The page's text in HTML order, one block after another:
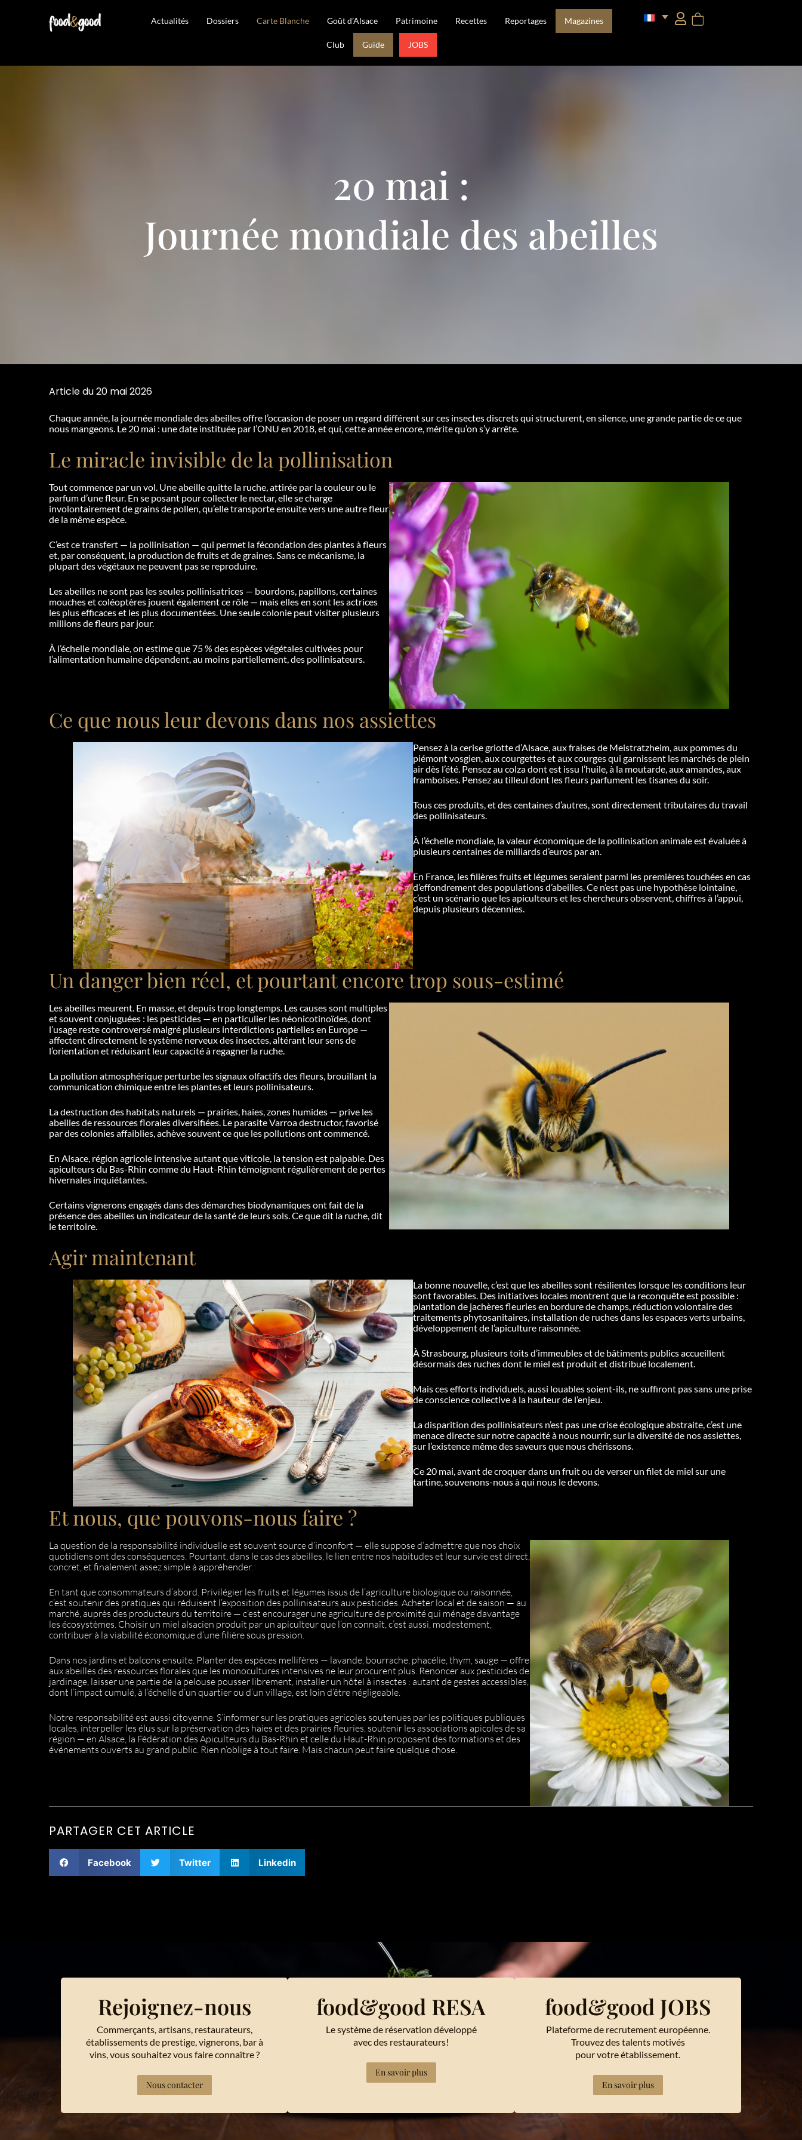
Actualités Dossiers Carte Blanche Goût d’Alsace Patrimoine Recettes Reportages Magazines
Club Guide JOBS
20 mai :
Journée mondiale des abeilles
Article du 20 mai 2026
Chaque année, la journée mondiale des abeilles offre l’occasion de poser un regard différent sur ces insectes discrets qui structurent, en silence, une grande partie de ce que
nous mangeons. Le 20 mai : une date instituée par l’ONU en 2018, et qui, cette année encore, mérite qu’on s’y arrête.
Le miracle invisible de la pollinisation
Tout commence par un vol. Une abeille quitte la ruche, attirée par la couleur ou le
parfum d’une fleur. En se posant pour collecter le nectar, elle se charge
involontairement de grains de pollen, qu’elle transporte ensuite vers une autre fleur
de la même espèce.
C’est ce transfert — la pollinisation — qui permet la fécondation des plantes à fleurs
et, par conséquent, la production de fruits et de graines. Sans ce mécanisme, la
plupart des végétaux ne peuvent pas se reproduire.
Les abeilles ne sont pas les seules pollinisatrices — bourdons, papillons, certaines
mouches et coléoptères jouent également ce rôle — mais elles en sont les actrices
les plus efficaces et les plus documentées. Une seule colonie peut visiter plusieurs
millions de fleurs par jour.
À l’échelle mondiale, on estime que 75 % des espèces végétales cultivées pour
l’alimentation humaine dépendent, au moins partiellement, des pollinisateurs.
Ce que nous leur devons dans nos assiettes
Pensez à la cerise griotte d’Alsace, aux fraises de Meistratzheim, aux pommes du
piémont vosgien, aux courgettes et aux courges qui garnissent les marchés de plein
air dès l’été. Pensez au colza dont est issu l’huile, à la moutarde, aux amandes, aux
framboises. Pensez au tilleul dont les fleurs parfument les tisanes du soir.
Tous ces produits, et des centaines d’autres, sont directement tributaires du travail
des pollinisateurs.
À l’échelle mondiale, la valeur économique de la pollinisation animale est évaluée à
plusieurs centaines de milliards d’euros par an.
En France, les filières fruits et légumes seraient parmi les premières touchées en cas
d’effondrement des populations d’abeilles. Ce n’est pas une hypothèse lointaine,
c’est un scénario que les apiculteurs et les chercheurs observent, chiffres à l’appui,
depuis plusieurs décennies.
Un danger bien réel, et pourtant encore trop sous-estimé
Les abeilles meurent. En masse, et depuis trop longtemps. Les causes sont multiples
et souvent conjuguées : les pesticides — en particulier les néonicotinoïdes, dont
l’usage reste controversé malgré plusieurs interdictions partielles en Europe —
affectent directement le système nerveux des insectes, altérant leur sens de
l’orientation et réduisant leur capacité à regagner la ruche.
La pollution atmosphérique perturbe les signaux olfactifs des fleurs, brouillant la
communication chimique entre les plantes et leurs pollinisateurs.
La destruction des habitats naturels — prairies, haies, zones humides — prive les
abeilles de ressources florales diversifiées. Le parasiteVarroa destructor, favorisé
par des colonies affaiblies, achève souvent ce que les pollutions ont commencé.
En Alsace, région agricole intensive autant que viticole, la tension est palpable. Des
apiculteurs du Bas-Rhin comme du Haut-Rhin témoignent régulièrement de pertes
hivernales inquiétantes.
Certains vignerons engagés dans des démarches biodynamiques ont fait de la
présence des abeilles un indicateur de la santé de leurs sols. Ce que dit la ruche, dit
le territoire.
Agir maintenant
La bonne nouvelle, c’est que les abeilles sont résilientes lorsque les conditions leur
sont favorables. Des initiatives locales montrent que la reconquête est possible :
plantation de jachères fleuries en bordure de champs, réduction volontaire des
traitements phytosanitaires, installation de ruches dans les espaces verts urbains,
développement de l’apiculture raisonnée.
À Strasbourg, plusieurs toits d’immeubles et de bâtiments publics accueillent
désormais des ruches dont le miel est produit et distribué localement.
Mais ces efforts individuels, aussi louables soient-ils, ne suffiront pas sans une prise
de conscience collective à la hauteur de l’enjeu.
La disparition des pollinisateurs n’est pas une crise écologique abstraite, c’est une
menace directe sur notre capacité à nous nourrir, sur la diversité de nos assiettes,
sur l’existence même des saveurs que nous chérissons.
Ce 20 mai, avant de croquer dans un fruit ou de verser un filet de miel sur une
tartine, souvenons-nous à qui nous le devons.
Et nous, que pouvons-nous faire ?
La question de la responsabilité individuelle est souvent source d’inconfort — elle suppose d’admettre que nos choix
quotidiens ont des conséquences. Pourtant, dans le cas des abeilles, le lien entre nos habitudes et leur survie est direct,
concret, et finalement assez simple à appréhender.
En tant que consommateurs d’abord. Privilégier les fruits et légumes issus de l’agriculture biologique ou raisonnée,
c’est soutenir des pratiques qui réduisent l’exposition des pollinisateurs aux pesticides. Acheter local et de saison — au
marché, auprès des producteurs du territoire — c’est encourager une agriculture de proximité qui ménage davantage
les écosystèmes. Choisir un miel alsacien produit par un apiculteur que l’on connaît, c’est aussi, modestement,
contribuer à la viabilité économique d’une filière sous pression.
Dans nos jardins et balcons ensuite. Planter des espèces mellifères — lavande, bourrache, phacélie, thym, sauge — offre
aux abeilles des ressources florales que les monocultures intensives ne leur procurent plus. Renoncer aux pesticides de
jardinage, laisser une partie de la pelouse pousser librement, installer un hôtel à insectes : autant de gestes accessibles,
dont l’impact cumulé, à l’échelle d’un quartier ou d’un village, est loin d’être négligeable.
Notre responsabilité est aussi citoyenne. S’informer sur les pratiques agricoles soutenues par les politiques publiques
locales, interpeller les élus sur la préservation des haies et des prairies fleuries, soutenir les associations apicoles de sa
région — en Alsace, la Fédération des Apiculteurs du Bas-Rhin et celle du Haut-Rhin proposent des formations et des
événements ouverts au grand public. Rien n’oblige à tout faire. Mais chacun peut faire quelque chose.
PARTAGER CET ARTICLE
Facebook Twitter Linkedin
Rejoignez-nous
Commerçants, artisans, restaurateurs,
établissements de prestige, vignerons, bar à
vins, vous souhaitez vous faire connaître ?
Nous contacter
food&good RESA
Le système de réservation développé
avec des restaurateurs!
En savoir plus
food&good JOBS
Plateforme de recrutement européenne.
Trouvez des talents motivés
pour votre établissement.
En savoir plus